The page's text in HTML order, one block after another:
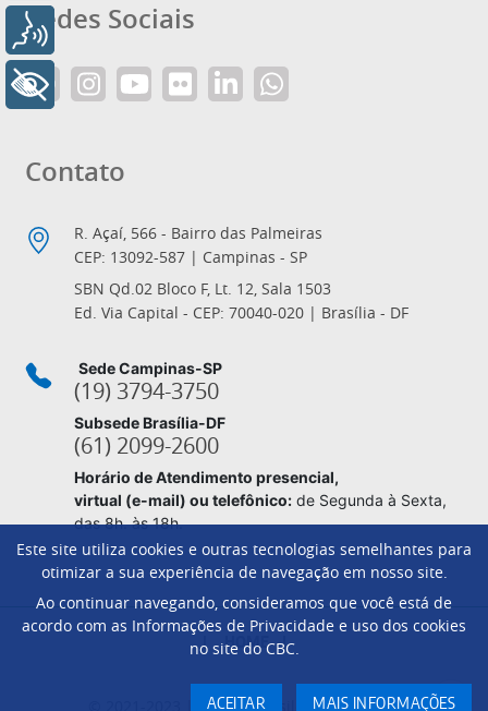
Redes Sociais
Contato
R. Açaí, 566 - Bairro das Palmeiras
CEP: 13092-587 | Campinas - SP
SBN Qd.02 Bloco F, Lt. 12, Sala 1503
Ed. Via Capital - CEP: 70040-020 | Brasília - DF
Sede Campinas-SP
(19) 3794-3750
Subsede Brasília-DF
(61) 2099-2600
Horário de Atendimento presencial,
virtual (e-mail) ou telefônico: de Segunda à Sexta,
das 8h. às 18h.
© 2021-2023 | Comitê Brasileiro de Clubes
Footer
HOME
Este site utiliza cookies e outras tecnologias semelhantes para
otimizar a sua experiência de navegação em nosso site.
Ao continuar navegando, consideramos que você está de
acordo com as Informações de Privacidade e uso dos cookies
no site do CBC.
ACEITAR MAIS INFORMAÇÕES
Voz
+ Acessibilidade